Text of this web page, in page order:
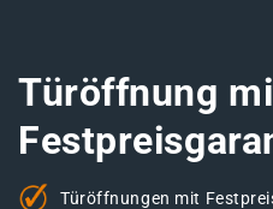
Türöffnung
Türöffnungen mit